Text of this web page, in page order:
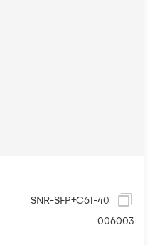
SNR-SFP+C61-40
006003